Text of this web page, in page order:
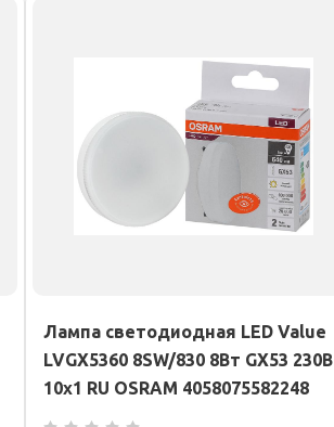
Лампа светодиодная LED Value
LVGX5360 8SW/830 8Вт GX53 230В
10х1 RU OSRAM 4058075582248